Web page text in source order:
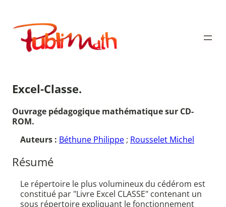
contenu
Publimath
Excel-Classe.
Ouvrage pédagogique mathématique sur CD-
ROM.
Auteurs : Béthune Philippe ; Rousselet Michel
Résumé
Le répertoire le plus volumineux du cédérom est
constitué par "Livre Excel CLASSE" contenant un
sous répertoire expliquant le fonctionnement